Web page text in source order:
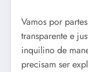
Vamos por
transparente e
inquilino de
precisam ser